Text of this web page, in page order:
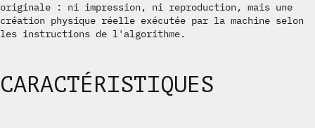
originale : ni impression, ni reproduction, mais une
création physique réelle exécutée par la machine selon
les instructions de l'algorithme.
CARACTÉRISTIQUES